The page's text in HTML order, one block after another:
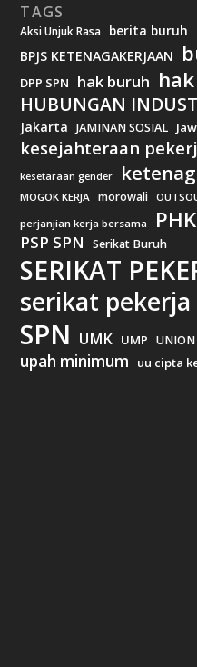
TAGS
Aksi Unjuk Rasa berita buruh
BPJS KETENAGAKERJAAN
DPP SPN hak buruh
HUBUNGAN
Jakarta JAMINAN SOSIAL
kesejahteraan
kesetaraan gender
MOGOK KERJA morowali
perjanjian kerja bersama PHK
PSP SPN Serikat Buruh
SERIKAT
serikat
SPN UMK UMP
upah minimum uu cipta